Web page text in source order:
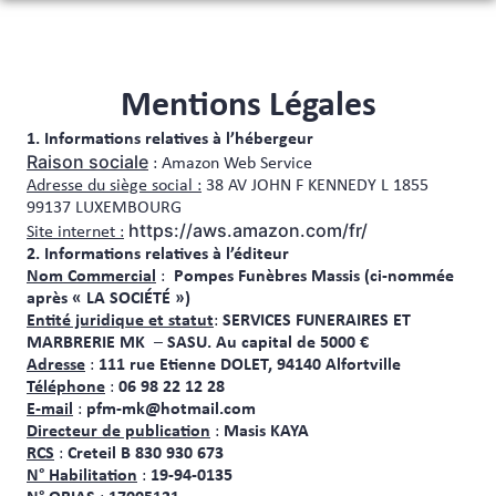
ORGANISER DES OBSÈQUES
PRÉVOIR SES OBSÈQUES
MONUMENTS FUNÉRAIRES
SERVICES AUX FAMILLES
ALFORTVILLE
CLAMART
ARNOUVILLE
ESPACES HOMMAGES
ESPACE FAMILLE
LIVRE D’OR
Mentions Légales
1. Informations relatives à l’hébergeur
Raison sociale : Amazon Web Service
Adresse du siège social : 38 AV JOHN F KENNEDY L 1855
99137 LUXEMBOURG
Site internet : https://aws.amazon.com/fr/
2. Informations relatives à l’éditeur
Nom Commercial
: Pompes Funèbres Massis (ci-nommée
après « LA SOCIÉTÉ »)
Entité juridique et statut: SERVICES FUNERAIRES ET
MARBRERIE MK – SASU. Au capital de 5000 €
Adresse : 111 rue Etienne DOLET, 94140 Alfortville
Téléphone : 06 98 22 12 28
E-mail
: pfm-mk@hotmail.com
Directeur de publication : Masis KAYA
RCS : Creteil B 830 930 673
N° Habilitation : 19-94-0135